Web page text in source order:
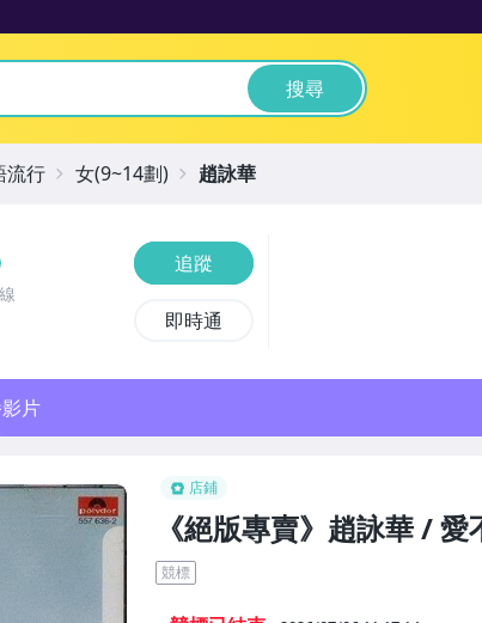
搜尋
店鋪
《絕版專賣》趙詠華 /
競標
追蹤
即時通
片
流行 女(9~14劃) 趙詠華